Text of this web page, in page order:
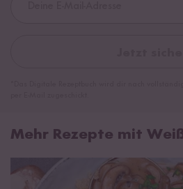
Mehr Rezepte mit